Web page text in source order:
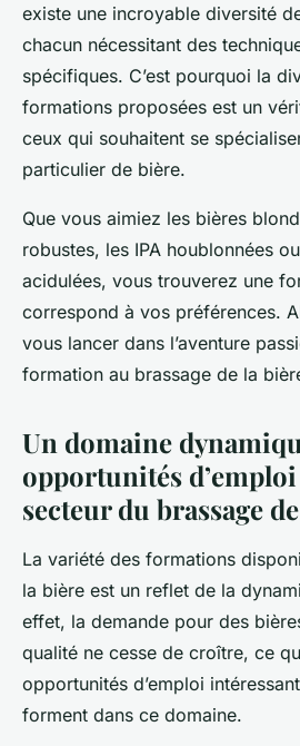
existe une incroyable diversité
chacun nécessitant des
spécifiques. C’est pourquoi la
formations proposées est un
ceux qui souhaitent se
particulier de bière.
Que vous aimiez les bières
robustes, les IPA houblonnées
acidulées, vous trouverez une
correspond à vos préférences.
vous lancer dans l’aventure
formation au brassage de la
Un domaine
opportunités
secteur du brassage
La variété des formations
la bière est un reflet de la
effet, la demande pour des
qualité ne cesse de croître, ce
opportunités d’emploi
forment dans ce domaine.